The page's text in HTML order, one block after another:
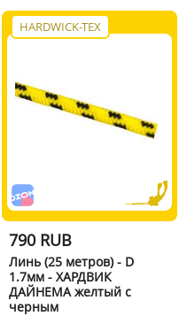
HARDWICK-TEX
790 RUB
Линь (25 метров) - D
1.7мм - ХАРДВИК
ДАЙНЕМА желтый с
черным